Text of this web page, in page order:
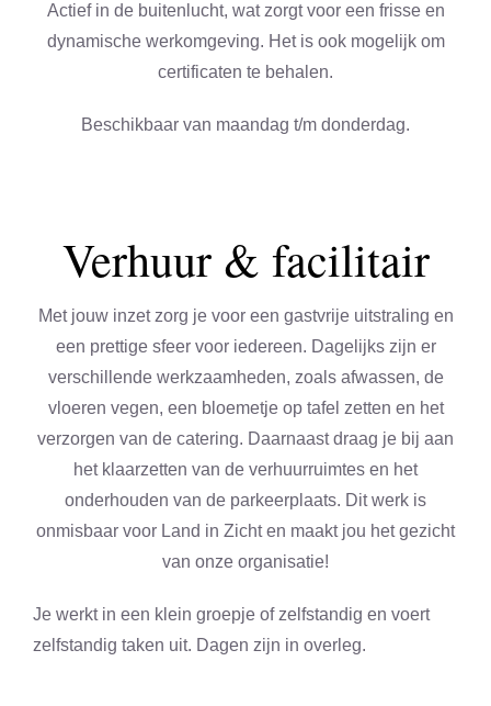
Actief in de buitenlucht, wat zorgt voor een frisse en
dynamische werkomgeving. Het is ook mogelijk om
certificaten te behalen.
Beschikbaar van maandag t/m donderdag.
Verhuur & facilitair
Met jouw inzet zorg je voor een gastvrije uitstraling en
een prettige sfeer voor iedereen. Dagelijks zijn er
verschillende werkzaamheden, zoals afwassen, de
vloeren vegen, een bloemetje op tafel zetten en het
verzorgen van de catering. Daarnaast draag je bij aan
het klaarzetten van de verhuurruimtes en het
onderhouden van de parkeerplaats. Dit werk is
onmisbaar voor Land in Zicht en maakt jou het gezicht
van onze organisatie!
Je werkt in een klein groepje of zelfstandig en voert
zelfstandig taken uit. Dagen zijn in overleg.